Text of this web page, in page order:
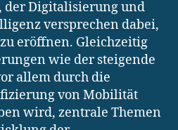
der Digitalisierung und
versprechen dabei,
eröffnen. Gleichzeitig
wie der steigende
allem durch die
von Mobilität
wird, zentrale Themen